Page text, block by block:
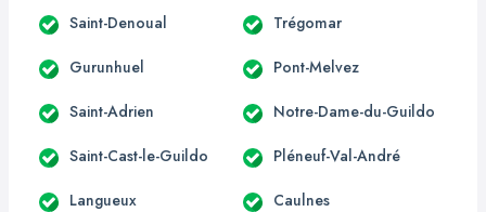
Saint-Denoual Trégomar
Gurunhuel Pont-Melvez
Saint-Adrien Notre-Dame-du-Guildo
Saint-Cast-le-Guildo Pléneuf-Val-André
Langueux Caulnes